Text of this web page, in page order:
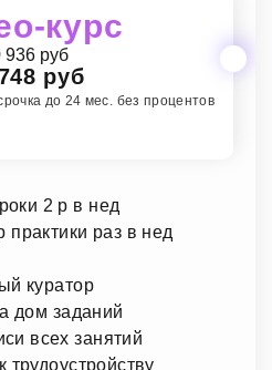
курс
936 руб
руб
до 24 мес. без процентов
2 р в нед
раз в нед
куратор
дом заданий
всех занятий
трудоустройству